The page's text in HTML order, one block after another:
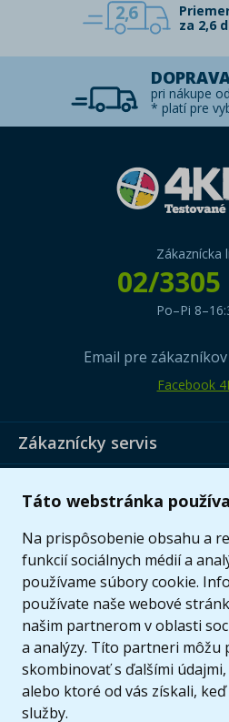
Táto webstránka
Na prispôsobenie obsahu a
funkcií sociálnych médií a
používame súbory cookie.
používate naše webové
našim partnerom v oblasti
a analýzy. Títo partneri môžu
skombinovať s ďalšími
alebo ktoré od vás získali,
služby.
2,6
za 2,6
pri nákupe
* platí pre
Zákaznícka
02/3305
Po–Pi
Email pre zákazníkov
Facebook
Zákaznícky servis